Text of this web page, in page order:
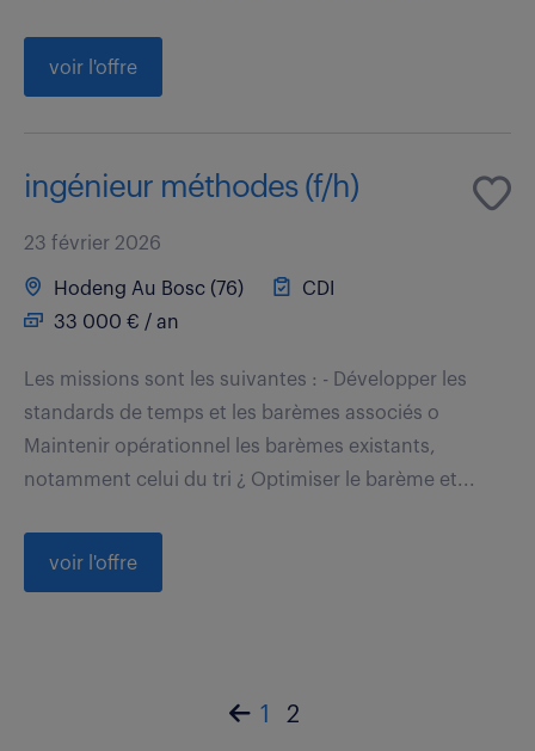
voir l'offre
ingénieur méthodes (f/h)
23 février 2026
Hodeng Au Bosc (76)
CDI
33 000 € / an
Les missions sont les suivantes : - Développer les
standards de temps et les barèmes associés o
Maintenir opérationnel les barèmes existants,
notamment celui du tri ¿ Optimiser le barème et...
voir l'offre
1 2